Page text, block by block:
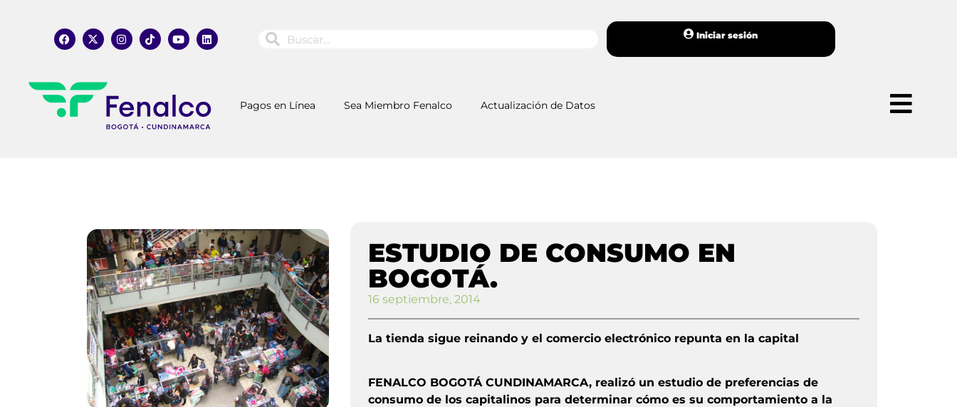
Iniciar sesión
Pagos en Línea Sea Miembro Fenalco Actualización de Datos
ESTUDIO DE CONSUMO EN
BOGOTÁ.
16 septiembre, 2014
La tienda sigue reinando y el comercio electrónico repunta en la capital
FENALCO BOGOTÁ CUNDINAMARCA, realizó un estudio de preferencias de
consumo de los capitalinos para determinar cómo es su comportamiento a la